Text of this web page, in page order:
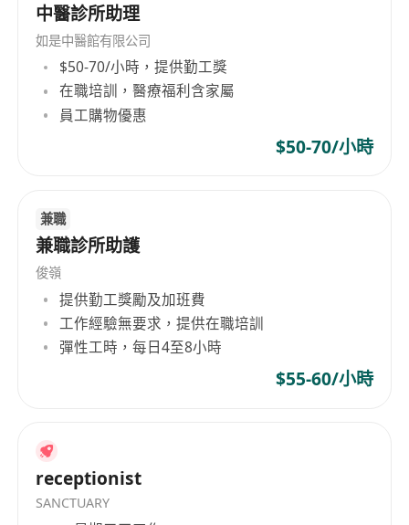
中醫診所助理
如是中醫館有限公司
$50-70/小時，提供勤工獎
在職培訓，醫療福利含家屬
員工購物優惠
$50-70/小時
兼職
兼職診所助護
俊嶺
提供勤工獎勵及加班費
工作經驗無要求，提供在職培訓
彈性工時，每日4至8小時
$55-60/小時
receptionist
SANCTUARY